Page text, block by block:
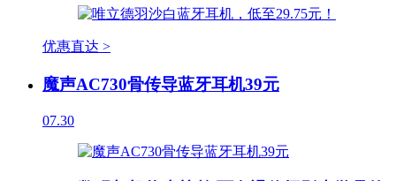
优惠直达 >
魔声AC730骨传导蓝牙耳机39元
07.30